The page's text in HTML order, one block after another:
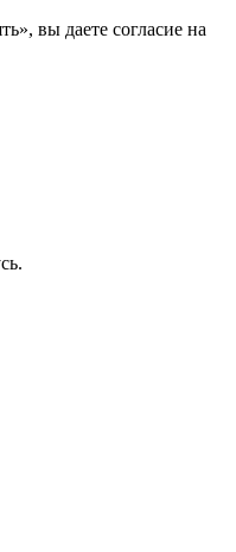
вы даете согласие на